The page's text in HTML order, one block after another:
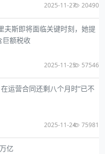
2025-11-27 20490
夫斯即将面临关键时刻，她提
巨额税收
2025-11-25 57546
运营合同还剩八个月时“已不
2025-11-24 75981
亿